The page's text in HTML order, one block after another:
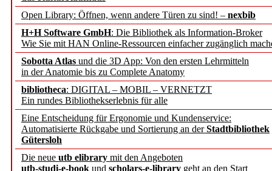
Open Library: Öffnen, wenn andere Türen zu sind! – nexbib
H+H Software GmbH: Die Bibliothek als Information-Broker
Wie Sie mit HAN Online-Ressourcen einfacher zugänglich
Sobotta Atlas und die 3D App: Von den ersten Lehrmitteln
in der Anatomie bis zu Complete Anatomy
bibliotheca: DIGITAL – MOBIL – VERNETZT
Ein rundes Bibliothekserlebnis für alle
Eine Entscheidung für Ergonomie und Kundenservice:
Automatisierte Rückgabe und Sortierung an derStadtbibliothek
Gütersloh
Die neue utb elibrary mit den Angeboten
utb-studi-e-book und scholars-e-library geht an den Start
und die Zeitschrift für
Francke Attempto
EBSCO Information
Recherchefunktionen in
Sorbisches Institut neu
Geschichte und